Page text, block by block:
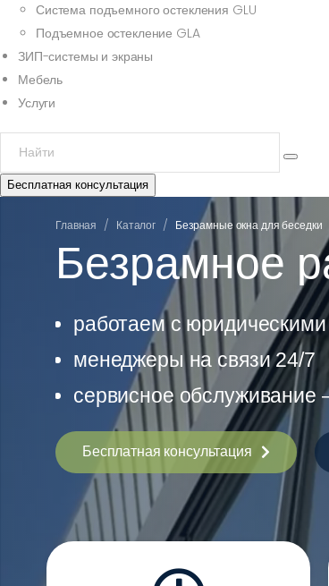
Система подъемного остекления GLU
Подъемное остекление GLA
ЗИП-системы и экраны
Мебель
Услуги
Бесплатная консультация
Главная / Каталог / Безрамные окна для беседки
Безрамное
работаем с
менеджеры на связи 24/7
сервисное обслуживание
Бесплатная консультация